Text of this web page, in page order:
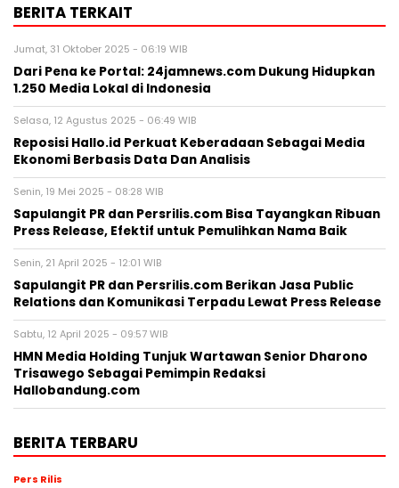
BERITA TERKAIT
Jumat, 31 Oktober 2025 - 06:19 WIB
Dari Pena ke Portal: 24jamnews.com Dukung Hidupkan
1.250 Media Lokal di Indonesia
Selasa, 12 Agustus 2025 - 06:49 WIB
Reposisi Hallo.id Perkuat Keberadaan Sebagai Media
Ekonomi Berbasis Data Dan Analisis
Senin, 19 Mei 2025 - 08:28 WIB
Sapulangit PR dan Persrilis.com Bisa Tayangkan Ribuan
Press Release, Efektif untuk Pemulihkan Nama Baik
Senin, 21 April 2025 - 12:01 WIB
Sapulangit PR dan Persrilis.com Berikan Jasa Public
Relations dan Komunikasi Terpadu Lewat Press Release
Sabtu, 12 April 2025 - 09:57 WIB
HMN Media Holding Tunjuk Wartawan Senior Dharono
Trisawego Sebagai Pemimpin Redaksi
Hallobandung.com
BERITA TERBARU
Pers Rilis